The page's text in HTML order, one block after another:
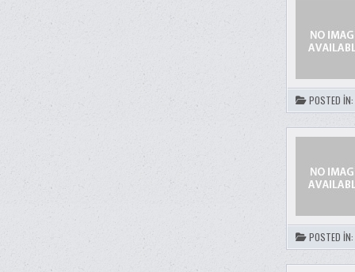
POSTED IN:
POSTED IN: